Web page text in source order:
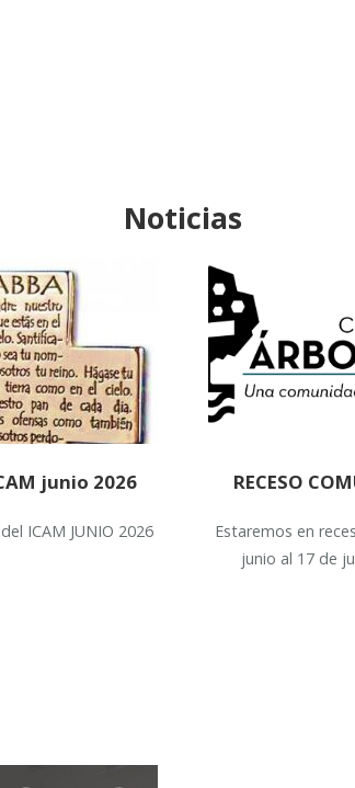
Noticias
junio 2026
ICAM JUNIO 2026
RECESO
Estaremos en
junio al 17 de